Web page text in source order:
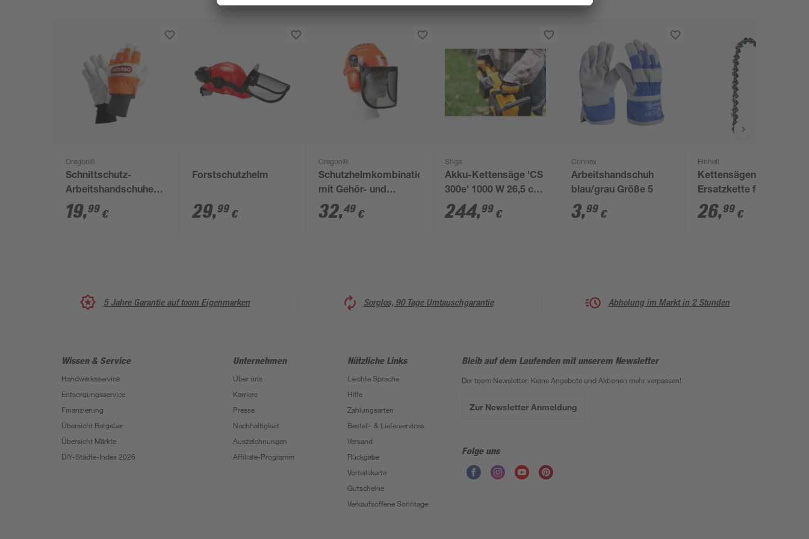
Oregon®
Schnittschutz-
Arbeitshandschuhe
Gr. 9
19,99 €
Forstschutzhelm
29,99 €
Oregon®
Schutzhelmkombination
mit Gehör- und
Gesichtsschutz, 52-
62 cm, orange
32,49 €
Stiga
Akku-Kettensäge 'CS
300e' 1000 W 26,5 cm
mit 2 x 4 Ah Akku
244,99 €
Connex
Arbeitshandschuh
blau/grau Größe 5
3,99 €
Einhell
Kettensägen-
Ersatzkette für 'GE-
LC 36/30 Li'
26,99 €
5 Jahre Garantie auf toom Eigenmarken Sorglos, 90 Tage Umtauschgarantie Abholung im Markt in 2 Stunden
Wissen & Service
Handwerksservice
Entsorgungsservice
Finanzierung
Übersicht Ratgeber
Übersicht Märkte
DIY-Städte-Index 2026
Unternehmen
Über uns
Karriere
Presse
Nachhaltigkeit
Auszeichnungen
Affiliate-Programm
Nützliche Links
Leichte Sprache
Hilfe
Zahlungsarten
Bestell- & Lieferservices
Versand
Rückgabe
Vorteilskarte
Gutscheine
Verkaufsoffene Sonntage
Bleib auf dem Laufenden mit unserem Newsletter
Der toom Newsletter: Keine Angebote und Aktionen mehr verpassen!
Zur Newsletter Anmeldung
Folge uns